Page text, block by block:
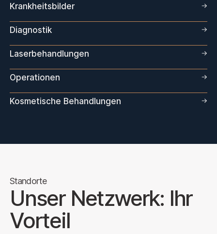
Krankheitsbilder
Diagnostik
Laserbehandlungen
Operationen
Kosmetische Behandlungen
Standorte
Unser Netzwerk: Ihr
Vorteil